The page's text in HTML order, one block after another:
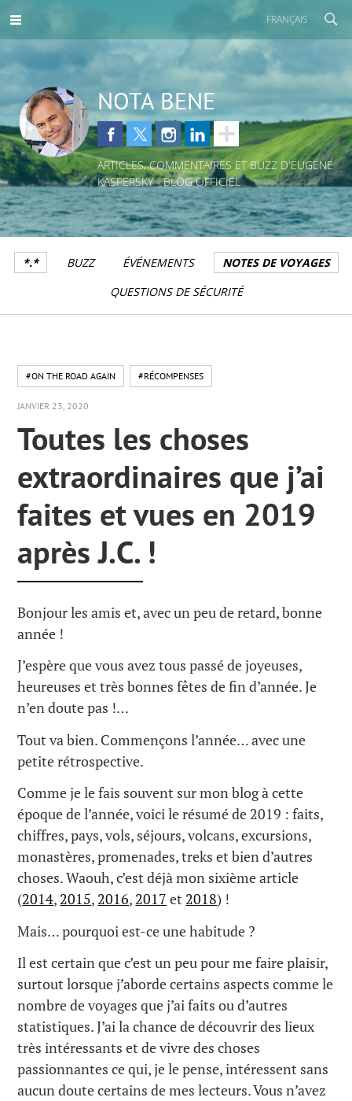
FRANÇAIS
NOTA BENE
ARTICLES, COMMENTAIRES ET BUZZ D'EUGENE
KASPERSKY - BLOG OFFICIEL
*.* BUZZ ÉVÉNEMENTS
NOTES DE VOYAGES
QUESTIONS DE SÉCURITÉ
#ON THE ROAD AGAIN #RÉCOMPENSES
JANVIER 23, 2020
Toutes les choses
extraordinaires que j’ai
faites et vues en 2019
après J.C. !
Bonjour les amis et, avec un peu de retard, bonne
année !
J’espère que vous avez tous passé de joyeuses,
heureuses et très bonnes fêtes de fin d’année. Je
n’en doute pas !…
Tout va bien. Commençons l’année… avec une
petite rétrospective.
Comme je le fais souvent sur mon blog à cette
époque de l’année, voici le résumé de 2019 : faits,
chiffres, pays, vols, séjours, volcans, excursions,
monastères, promenades, treks et bien d’autres
choses. Waouh, c’est déjà mon sixième article
(2014, 2015, 2016, 2017 et 2018) !
Mais… pourquoi est-ce une habitude ?
Il est certain que c’est un peu pour me faire plaisir,
surtout lorsque j’aborde certains aspects comme le
nombre de voyages que j’ai faits ou d’autres
statistiques. J’ai la chance de découvrir des lieux
très intéressants et de vivre des choses
passionnantes ce qui, je le pense, intéressent sans
aucun doute certains de mes lecteurs. Vous n’avez